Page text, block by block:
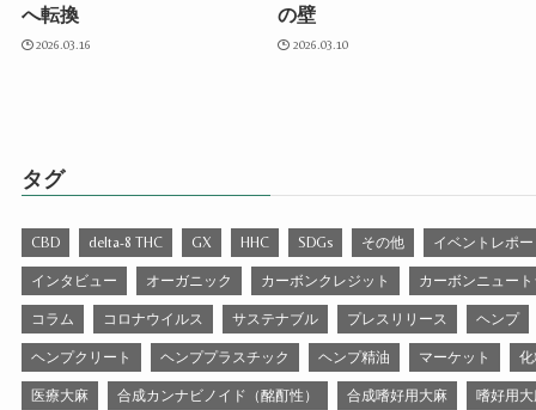
へ転換
2026.03.16
の壁
2026.03.10
タグ
CBD delta-8 THC GX HHC SDGs その他 イベントレポ
インタビュー オーガニック カーボンクレジット カーボンニュー
コラム コロナウイルス サステナブル プレスリリース ヘンプ
ヘンプクリート ヘンププラスチック ヘンプ精油 マーケット
医療大麻 合成カンナビノイド（酩酊性） 合成嗜好用大麻 嗜好用